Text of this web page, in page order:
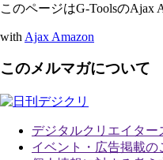
このページはG-ToolsのAjax
with Ajax Amazon
このメルマガについて
デジタルクリエイター
イベント・広告掲載の